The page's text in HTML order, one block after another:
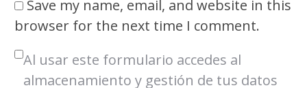
Save my name, email, and website in this
browser for the next time I comment.
Al usar este formulario accedes al
almacenamiento y gestión de tus datos